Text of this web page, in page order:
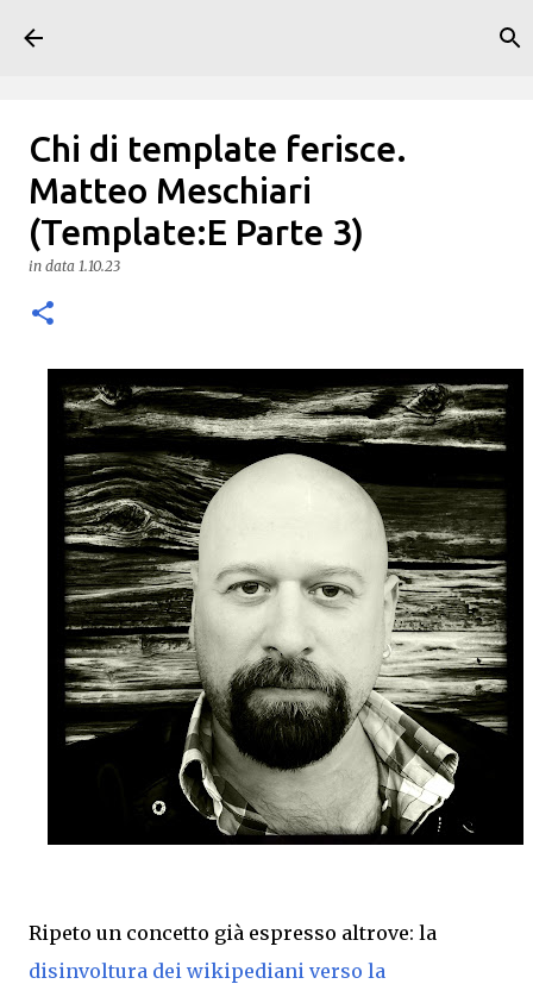
Chi di template ferisce.
Matteo Meschiari
(Template:E Parte 3)
in data 1.10.23
Ripeto un concetto già espresso altrove: la
disinvoltura dei wikipediani verso la